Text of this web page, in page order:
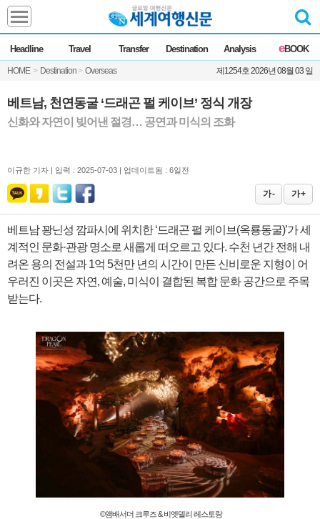
Headline Travel Transfer Destination Analysis eBOOK
HOME > Destination > Overseas 제1254호 2026년 08월 03 일
Headline
전체 News
Commentary Opinion
Focus Marketing
ZoomIn
Transfer
Destination
Analysis
베트남, 천연동굴 ‘드래곤 펄 케이브’ 정식 개장
신화와 자연이 빚어낸 절경… 공연과 미식의 조화
이규한 기자 | 입력 : 2025-07-03 | 업데이트됨 : 6일전
가 - 가 +
베트남 꽝닌성 깜파시에 위치한 ‘드래곤 펄 케이브(옥룡동굴)’가 세
계적인 문화·관광 명소로 새롭게 떠오르고 있다. 수천 년간 전해 내
려온 용의 전설과 1억 5천만 년의 시간이 만든 신비로운 지형이 어
우러진 이곳은 자연, 예술, 미식이 결합된 복합 문화 공간으로 주목
받는다.
©앰배서더 크루즈 & 비엣델리 레스토랑